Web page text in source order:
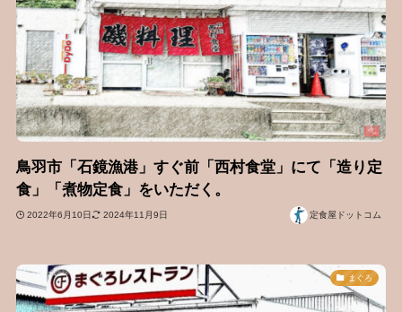
鳥羽市「石鏡漁港」すぐ前「西村食堂」にて「造り定
食」「煮物定食」をいただく。
2022年6月10日 2024年11月9日 定食屋ドットコム
まぐろ